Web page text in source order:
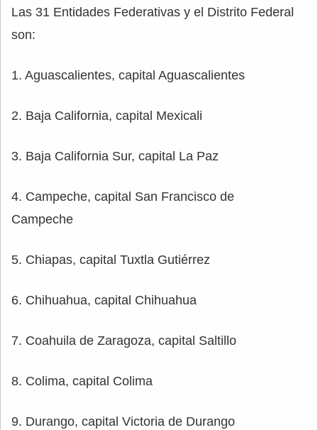
Las 31 Entidades Federativas y el Distrito Federal
son:
1. Aguascalientes, capital Aguascalientes
2. Baja California, capital Mexicali
3. Baja California Sur, capital La Paz
4. Campeche, capital San Francisco de
Campeche
5. Chiapas, capital Tuxtla Gutiérrez
6. Chihuahua, capital Chihuahua
7. Coahuila de Zaragoza, capital Saltillo
8. Colima, capital Colima
9. Durango, capital Victoria de Durango